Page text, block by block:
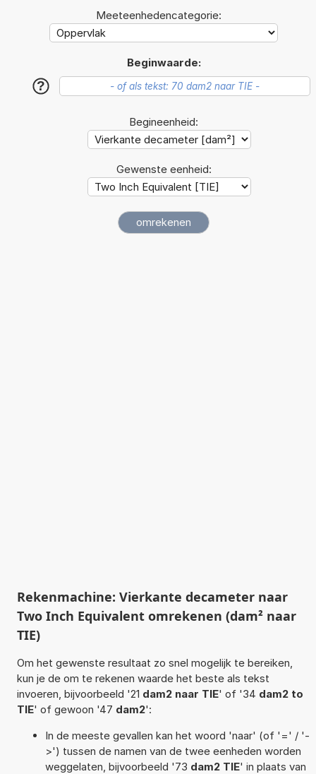
Meeteenhedencategorie:
Beginwaarde:
?
Begineenheid:
Gewenste eenheid:
Rekenmachine: Vierkante decameter naar
Two Inch Equivalent omrekenen (dam² naar
TIE)
Om het gewenste resultaat zo snel mogelijk te bereiken,
kun je de om te rekenen waarde het beste als tekst
invoeren, bijvoorbeeld '21 dam2 naar TIE' of '34 dam2 to
TIE' of gewoon '47 dam2':
In de meeste gevallen kan het woord 'naar' (of '=' / '-
>') tussen de namen van de twee eenheden worden
weggelaten, bijvoorbeeld '73 dam2 TIE' in plaats van